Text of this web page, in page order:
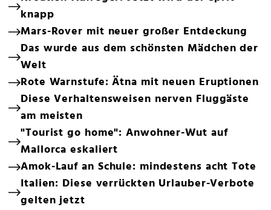
knapp
Mars-Rover mit neuer großer Entdeckung
Das wurde aus dem schönsten Mädchen der
Welt
Rote Warnstufe: Ätna mit neuen Eruptionen
Diese Verhaltensweisen nerven Fluggäste
am meisten
"Tourist go home": Anwohner-Wut auf
Mallorca eskaliert
Amok-Lauf an Schule: mindestens acht Tote
Italien: Diese verrückten Urlauber-Verbote
gelten jetzt